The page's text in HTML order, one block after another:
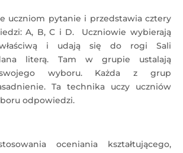
uczniom pytanie i przedstawia cztery
A, B, C i D. Uczniowie wybierają
i udają się do rogi Sali
literą. Tam w grupie ustalają
swojego wyboru. Każda z grup
Ta technika uczy uczniów
odpowiedzi.
oceniania kształtującego,